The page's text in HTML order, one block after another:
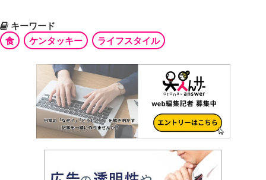
キーワード
食
ケンタッキー ライフスタイル